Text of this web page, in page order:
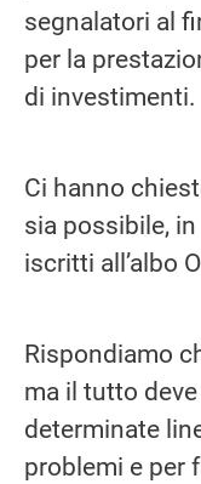
segnalatori al
per la
di investimenti.
Ci hanno
sia possibile,
iscritti all’albo
Rispondiamo
ma il tutto
determinate
problemi e per